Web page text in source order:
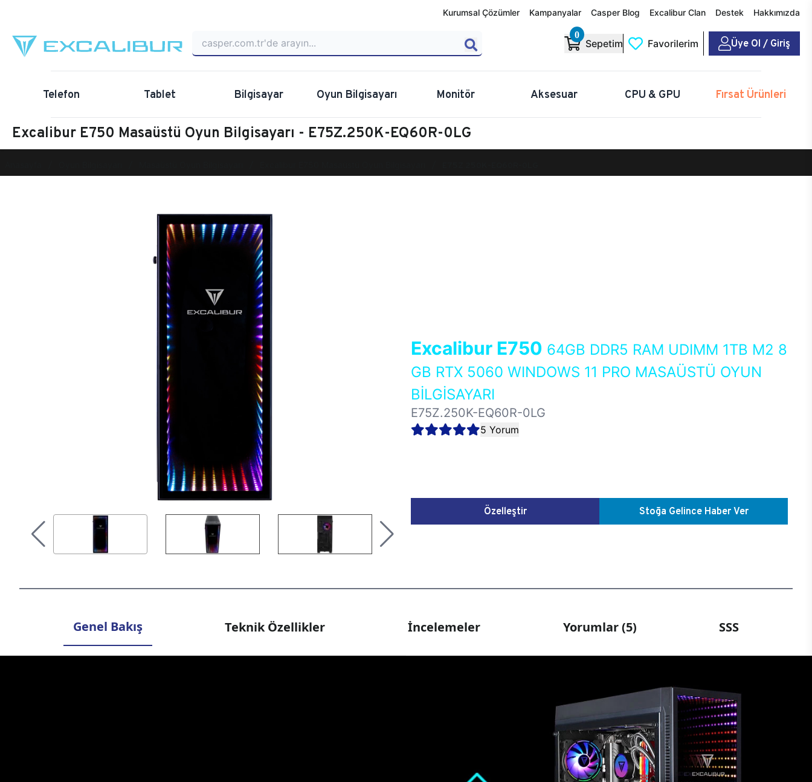
Kurumsal Çözümler Kampanyalar Casper Blog Excalibur Clan Destek Hakkımızda
0
Sepetim Favorilerim Üye Ol / Giriş
Telefon Tablet Bilgisayar Oyun Bilgisayarı Monitör Aksesuar CPU & GPU Fırsat Ürünleri
Excalibur E750 Masaüstü Oyun Bilgisayarı - E75Z.250K-EQ60R-0LG
Excalibur E750 64GB DDR5 RAM UDIMM 1TB M2 8
GB RTX 5060 WINDOWS 11 PRO MASAÜSTÜ OYUN
BİLGİSAYARI
E75Z.250K-EQ60R-0LG
5 Yorum
Özelleştir Stoğa Gelince Haber Ver
Genel Bakış Teknik Özellikler İncelemeler Yorumlar (5) SSS